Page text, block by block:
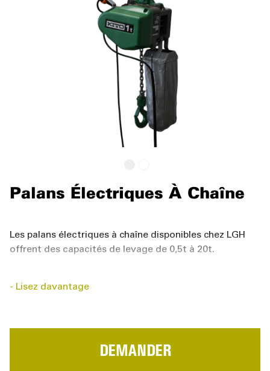
Palans Électriques À Chaîne
Les palans électriques à chaîne disponibles chez LGH
offrent des capacités de levage de 0,5t à 20t.
avec une tension d’alimentation de 230V, les modèles à
Caractéristiques de Série :
Commandes précises, sans à-coup, pour un
Lisez davantage
DEMANDER